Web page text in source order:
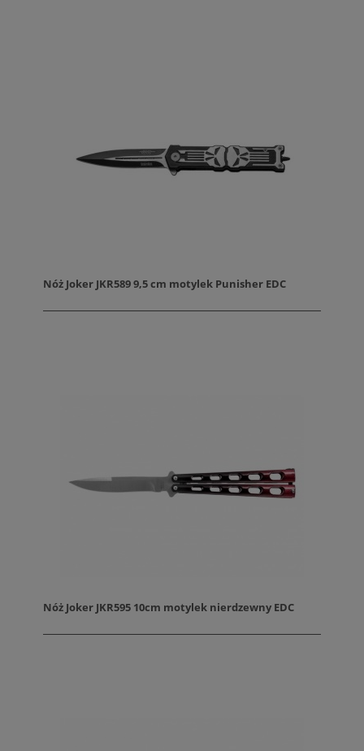
Nóż Joker JKR589 9,5 cm motylek Punisher EDC
Nóż Joker JKR595 10cm motylek nierdzewny EDC